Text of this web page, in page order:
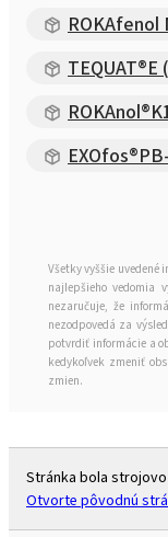
Všetky vyššie
najlepšieho vedomia
nezaručuje, že
nezodpovedá za
potvrdiť informácie a
kedykoľvek zmeniť
zmien.
Stránka bola
Otvorte pôvodnú